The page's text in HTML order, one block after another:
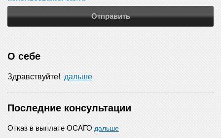
О себе
Здравствуйте! дальше
Последние консультации
Отказ в выплате ОСАГО дальше